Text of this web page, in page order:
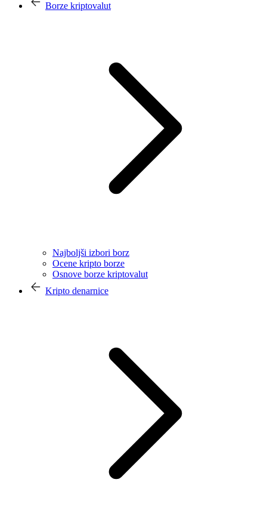
Borze kriptovalut
Najboljši izbori borz
Ocene kripto borze
Osnove borze kriptovalut
Kripto denarnice